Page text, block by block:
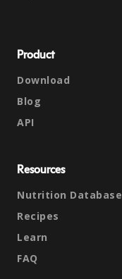
Product
Download
Blog
API
Resources
Nutrition Database
Recipes
Learn
FAQ